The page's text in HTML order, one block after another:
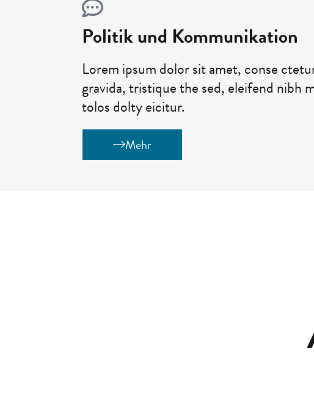
Politik und Kommunikation
Lorem ipsum dolor sit amet, conse
gravida, tristique the sed, eleifend nibh
tolos dolty eicitur.
Mehr